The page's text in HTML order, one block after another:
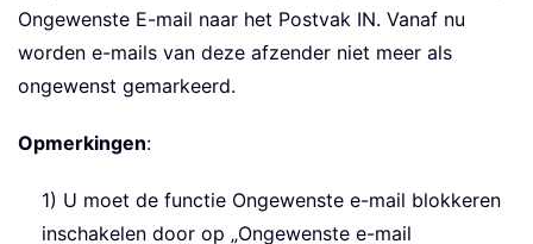
Ongewenste E-mail naar het Postvak IN. Vanaf nu
worden e-mails van deze afzender niet meer als
ongewenst gemarkeerd.
Opmerkingen:
1) U moet de functie Ongewenste e-mail blokkeren
inschakelen door op „Ongewenste e-mail